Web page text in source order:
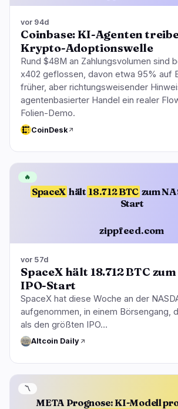
vor 94d
Coinbase: KI-Agenten
Krypto-Adoptionswelle
Rund $48M an Zahlungsvolumen sind
x402 geflossen, davon etwa 95% auf
früher, aber richtungsweisender
agentenbasierter Handel ein realer
Folien-Demo.
CoinDesk
SpaceX hält 18.712 BTC zum
Start
zippfeed.com
🔥
vor 57d
SpaceX hält 18.712 BTC
IPO-Start
SpaceX hat diese Woche an der
aufgenommen, in einem Börsengang,
als den größten IPO…
Altcoin Daily
META Prognose: KI-Modell
〽️